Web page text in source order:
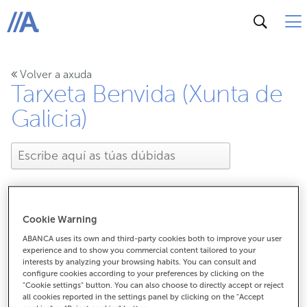
ABANCA
Volver a axuda
Tarxeta Benvida (Xunta de
Galicia)
A quen debo notificar o
roubo ou perda da
tarxeta Benvida?
Cookie Warning
ABANCA uses its own and third-party cookies both to improve your user
experience and to show you commercial content tailored to your
interests by analyzing your browsing habits. You can consult and
configure cookies according to your preferences by clicking on the
"Cookie settings" button. You can also choose to directly accept or reject
all cookies reported in the settings panel by clicking on the "Accept